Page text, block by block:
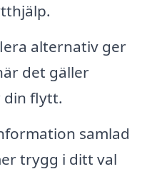
alternativ ger
det gäller
din flytt.
samlad
trygg i ditt val